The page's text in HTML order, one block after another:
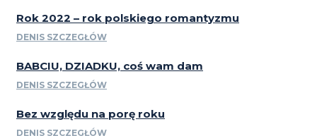
Rok 2022 – rok polskiego romantyzmu
DENIS SZCZEGŁÓW
BABCIU, DZIADKU, coś wam dam
DENIS SZCZEGŁÓW
Bez względu na porę roku
DENIS SZCZEGŁÓW